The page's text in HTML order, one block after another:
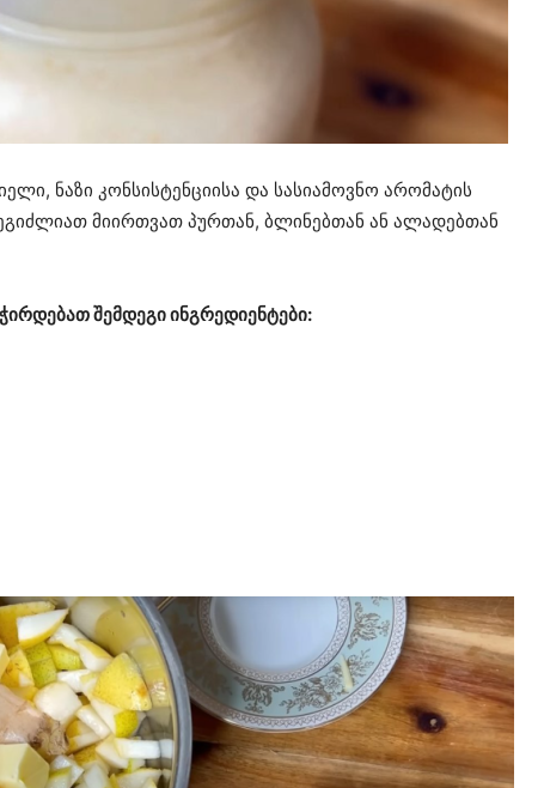
ნაზი კონსისტენციისა და სასიამოვნო არომატის
მიირთვათ პურთან, ბლინებთან ან ალადებთან
შემდეგი ინგრედიენტები: